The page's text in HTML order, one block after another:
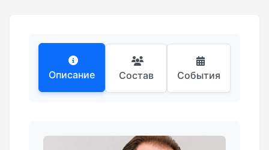
Описание Состав События